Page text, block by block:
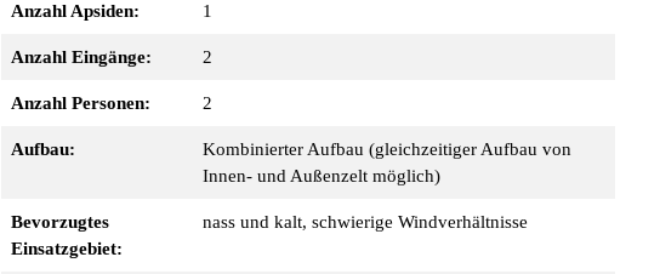
Anzahl Apsiden: 1
Anzahl Eingänge: 2
Anzahl Personen: 2
Aufbau:
Kombinierter Aufbau (gleichzeitiger Aufbau von
Innen- und Außenzelt möglich)
Bevorzugtes
Einsatzgebiet:
nass und kalt, schwierige Windverhältnisse